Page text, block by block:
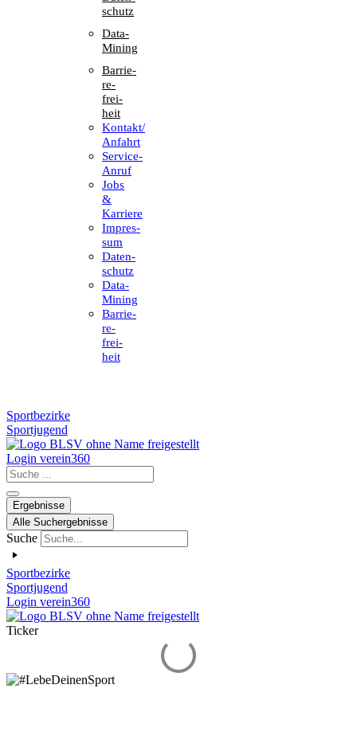
schutz
Data-
Mining
Barrie­
re­
frei­
heit
Kontakt/​​
Anfahrt
Service-
Anruf
Jobs
&
Karriere
Impres­
sum
Daten­
schutz
Data-
Mining
Barrie­
re­
frei­
heit
Sportbezirke
Sportjugend
Login verein360
Search
...
Ergebnisse
Alle Suchergebnisse
Suche
Sportbezirke
Sportjugend
Login verein360
Ticker